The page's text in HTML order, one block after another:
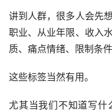
讲到人群，很多人会先
职业、从业年限、收入
质、痛点情绪、限制
这些标签当然有用。
尤其当我们不知道写什